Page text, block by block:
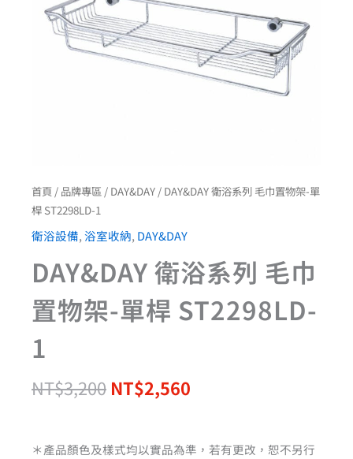
首頁 / 品牌專區 / DAY&DAY / DAY&DAY 衛浴系列 毛巾置物架-單
桿 ST2298LD-1
衛浴設備,浴室收納, DAY&DAY
DAY&DAY 衛浴系列 毛巾
置物架-單桿 ST2298LD-
1
NT$3,200 NT$2,560
＊產品顏色及樣式均以實品為準，若有更改，恕不另行
ST2298LD-